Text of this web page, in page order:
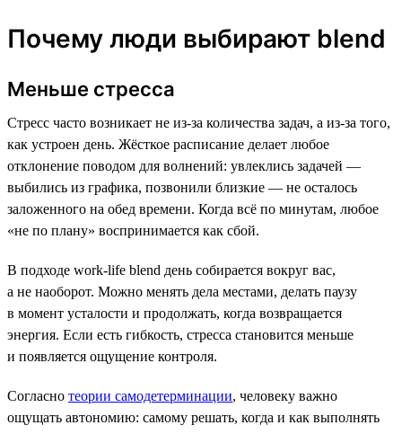
Почему люди выбирают blend
Меньше стресса
Стресс часто возникает не из-за количества задач, а из-за того,
как устроен день. Жёсткое расписание делает любое
отклонение поводом для волнений: увлеклись задачей —
выбились из графика, позвонили близкие — не осталось
заложенного на обед времени. Когда всё по минутам, любое
«не по плану» воспринимается как сбой.
В подходе work-life blend день собирается вокруг вас,
а не наоборот. Можно менять дела местами, делать паузу
в момент усталости и продолжать, когда возвращается
энергия. Если есть гибкость, стресса становится меньше
и появляется ощущение контроля.
Согласно теории самодетерминации, человеку важно
ощущать автономию: самому решать, когда и как выполнять